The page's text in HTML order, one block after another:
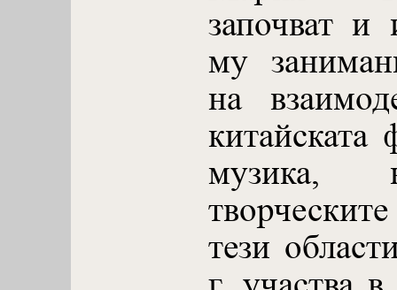
започват и
му
на
китайската
тези